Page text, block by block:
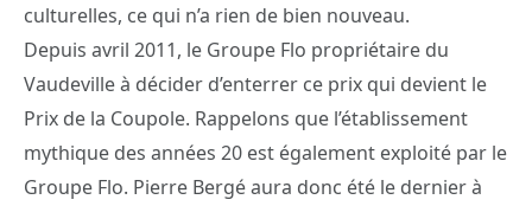
culturelles, ce qui n’a rien de bien nouveau.
Depuis avril 2011, le Groupe Flo propriétaire du
Vaudeville à décider d’enterrer ce prix qui devient le
Prix de la Coupole. Rappelons que l’établissement
mythique des années 20 est également exploité par le
Groupe Flo. Pierre Bergé aura donc été le dernier à